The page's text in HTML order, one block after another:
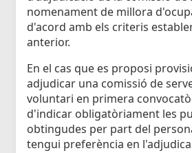
nomenament de millora
d'acord amb els criteris
anterior.
En el cas que es proposi
adjudicar una comissió de
voluntari en primera
d'indicar obligatòriament les
obtingudes per part del
tengui preferència en